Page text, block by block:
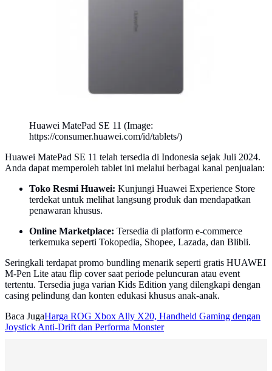
Huawei MatePad SE 11 (Image:
https://consumer.huawei.com/id/tablets/)
Huawei MatePad SE 11 telah tersedia di Indonesia sejak Juli 2024.
Anda dapat memperoleh tablet ini melalui berbagai kanal penjualan:
Toko Resmi Huawei: Kunjungi Huawei Experience Store
terdekat untuk melihat langsung produk dan mendapatkan
penawaran khusus.
Online Marketplace: Tersedia di platform e-commerce
terkemuka seperti Tokopedia, Shopee, Lazada, dan Blibli.
Seringkali terdapat promo bundling menarik seperti gratis HUAWEI
M-Pen Lite atau flip cover saat periode peluncuran atau event
tertentu. Tersedia juga varian Kids Edition yang dilengkapi dengan
casing pelindung dan konten edukasi khusus anak-anak.
Baca JugaHarga ROG Xbox Ally X20, Handheld Gaming dengan
Joystick Anti-Drift dan Performa Monster